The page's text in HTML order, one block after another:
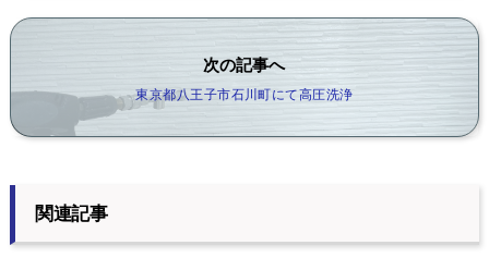
次の記事へ
東京都八王子市石川町にて高圧洗浄
関連記事